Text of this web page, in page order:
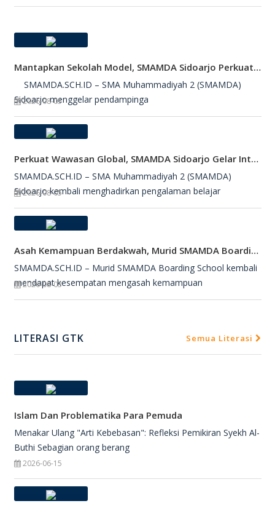
Mantapkan Sekolah Model, SMAMDA Sidoarjo Perkuat Pembelajaran Mendalam Dan KKA
SMAMDA.SCH.ID – SMA Muhammadiyah 2 (SMAMDA)
Sidoarjo menggelar pendampinga
2026-08-05
Perkuat Wawasan Global, SMAMDA Sidoarjo Gelar International Talk Show Bersama Mahasiswa Turki
SMAMDA.SCH.ID – SMA Muhammadiyah 2 (SMAMDA)
Sidoarjo kembali menghadirkan pengalaman belajar
2026-08-05
Asah Kemampuan Berdakwah, Murid SMAMDA Boarding School Dipercaya Jadi Petugas Salat Jumat
SMAMDA.SCH.ID – Murid SMAMDA Boarding School kembali
mendapat kesempatan mengasah kemampuan
2026-08-03
LITERASI GTK Semua Literasi
Islam Dan Problematika Para Pemuda
Menakar Ulang "Arti Kebebasan": Refleksi Pemikiran Syekh Al-
Buthi Sebagian orang berang
2026-06-15